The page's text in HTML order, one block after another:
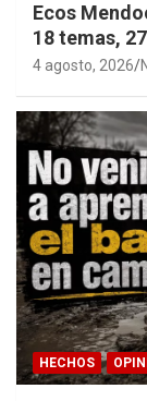
Ecos
18 temas,
años de
4 agosto, 2026
HECHOS